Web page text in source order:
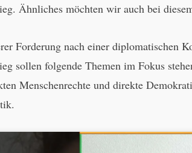
Ähnliches möchten wir auch bei
Forderung nach einer diplomatischen
sollen folgende Themen im Fokus
Menschenrechte und direkte